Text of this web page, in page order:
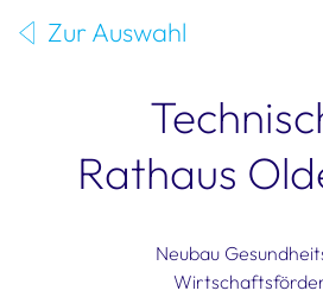
Zur Auswahl
Rathaus
Neubau